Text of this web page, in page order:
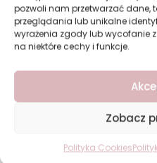
pozwoli nam przetwarzać dane,
przeglądania lub unikalne
wyrażenia zgody lub wycofanie
na niektóre cechy i funkcje.
Zobacz
Polityka Cookies
Stosuj codziennie po
skóra potrzebuje
Perfumowane masło
będzie doskonałym
chcą intensywnie
lubią kosmetyki o